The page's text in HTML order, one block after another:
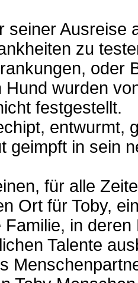
seiner Ausreise
zu
oder
Hund wurden
festgestellt.
entwurmt,
geimpft in sein
für alle
Ort für Toby,
in deren
Talente